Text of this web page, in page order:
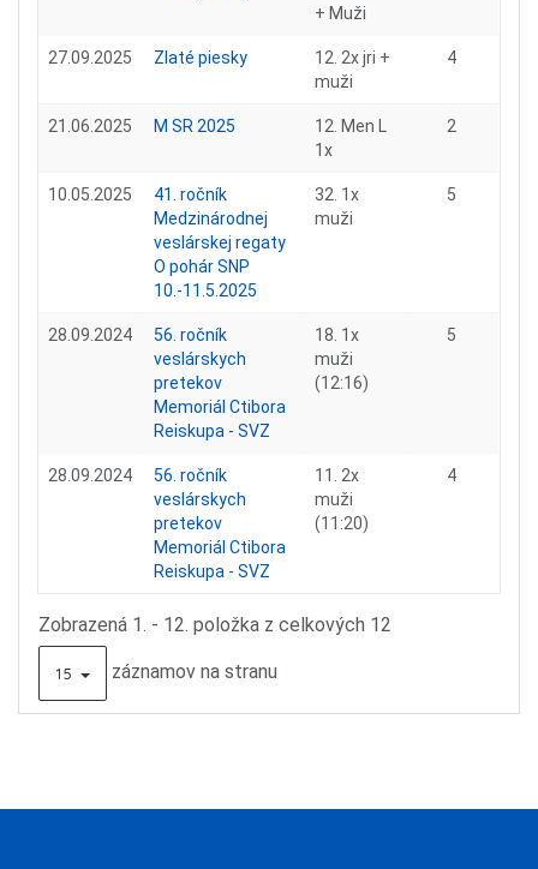
+ Muži
27.09.2025 Zlaté piesky
12. 2x jri +
muži
4
21.06.2025 M SR 2025
12. Men L
1x
2
10.05.2025
41. ročník
Medzinárodnej
veslárskej regaty
O pohár SNP
10.-11.5.2025
32. 1x
muži
5
28.09.2024
56. ročník
veslárskych
pretekov
Memoriál Ctibora
Reiskupa - SVZ
18. 1x
muži
(12:16)
5
28.09.2024
56. ročník
veslárskych
pretekov
Memoriál Ctibora
Reiskupa - SVZ
11. 2x
muži
(11:20)
4
Zobrazená 1. - 12. položka z celkových 12
15 záznamov na stranu